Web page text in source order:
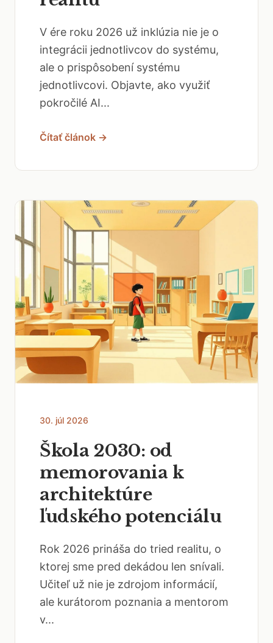
V ére roku 2026 už inklúzia nie je o
integrácii jednotlivcov do systému,
ale o prispôsobení systému
jednotlivcovi. Objavte, ako využiť
pokročilé AI...
Čítať článok →
30. júl 2026
Škola 2030: od
memorovania k
architektúre
ľudského potenciálu
Rok 2026 prináša do tried realitu, o
ktorej sme pred dekádou len snívali.
Učiteľ už nie je zdrojom informácií,
ale kurátorom poznania a mentorom
v...